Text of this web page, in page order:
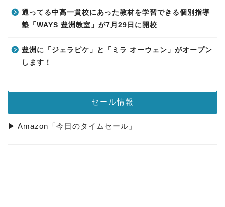
通ってる中高一貫校にあった教材を学習できる個別指導
塾「WAYS 豊洲教室」が7月29日に開校
豊洲に「ジェラピケ」と「ミラ オーウェン」がオープン
します！
セール情報
▶ Amazon「今日のタイムセール」